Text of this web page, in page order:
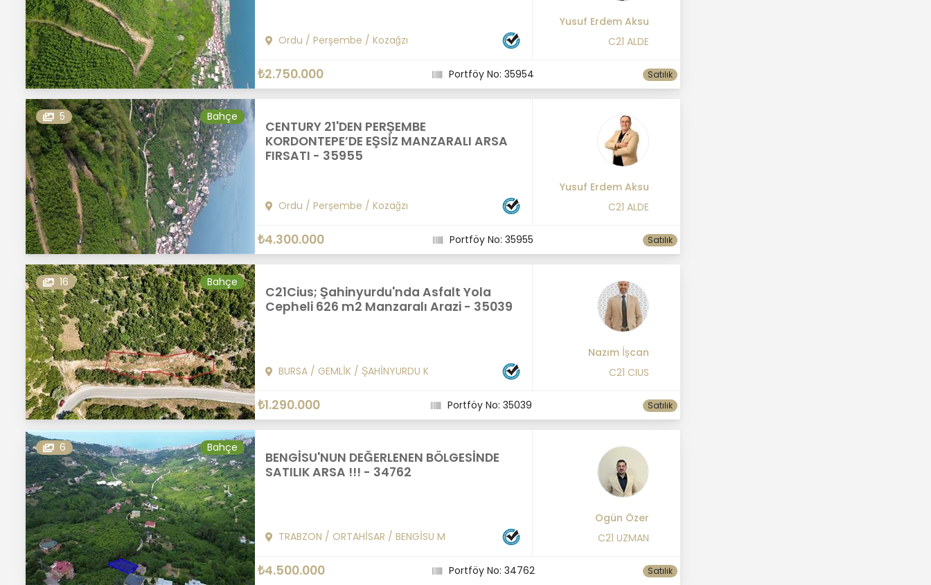
Ordu / Perşembe / Kozağzı
Yusuf Erdem Aksu
C21 ALDE
₺2.750.000 Portföy No: 35954 Satılık
5 Bahçe
CENTURY 21'DEN PERŞEMBE
KORDONTEPE’DE EŞSİZ MANZARALI ARSA
FIRSATI - 35955
Ordu / Perşembe / Kozağzı
Yusuf Erdem Aksu
C21 ALDE
₺4.300.000 Portföy No: 35955 Satılık
16 Bahçe
C21Cius; Şahinyurdu'nda Asfalt Yola
Cepheli 626 m2 Manzaralı Arazi - 35039
BURSA/ GEMLİK/ ŞAHİNYURDU K
Nazım İşcan
C21 CIUS
₺1.290.000 Portföy No: 35039 Satılık
6 Bahçe
BENGİSU'NUN DEĞERLENEN BÖLGESİNDE
SATILIK ARSA !!! - 34762
TRABZON / ORTAHİSAR / BENGİSU M
Ogün Özer
C21 UZMAN
₺4.500.000 Portföy No: 34762 Satılık